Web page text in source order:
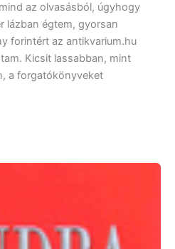
az olvasásból, úgyhogy
lázban égtem, gyorsan
forintért az antikvarium.hu
Kicsit lassabban, mint
a forgatókönyveket